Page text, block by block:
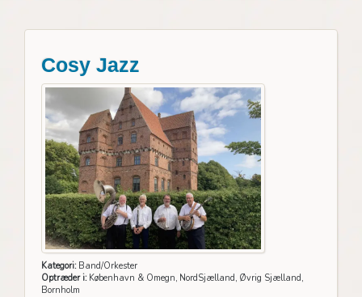
Cosy Jazz
Kategori:Band/Orkester
Optræder i:København & Omegn, NordSjælland, Øvrig Sjælland,
Bornholm